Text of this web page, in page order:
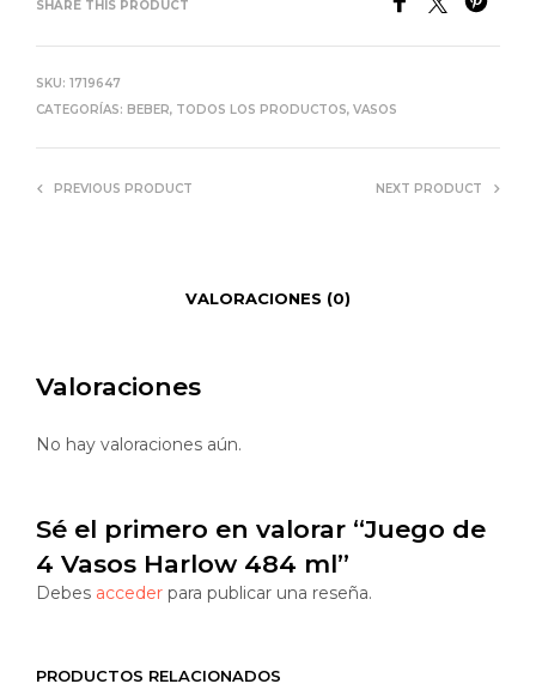
SHARE THIS PRODUCT
SKU: 1719647
CATEGORÍAS: BEBER, TODOS LOS PRODUCTOS, VASOS
PREVIOUS PRODUCT NEXT PRODUCT
VALORACIONES (0)
Valoraciones
No hay valoraciones aún.
Sé el primero en valorar “Juego de
4 Vasos Harlow 484 ml”
Debes acceder para publicar una reseña.
PRODUCTOS RELACIONADOS